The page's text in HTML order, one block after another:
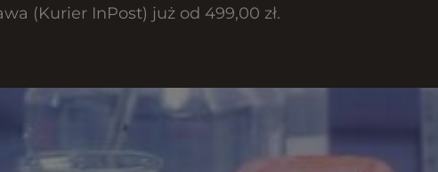
(Kurier InPost) już od 499,00 zł.